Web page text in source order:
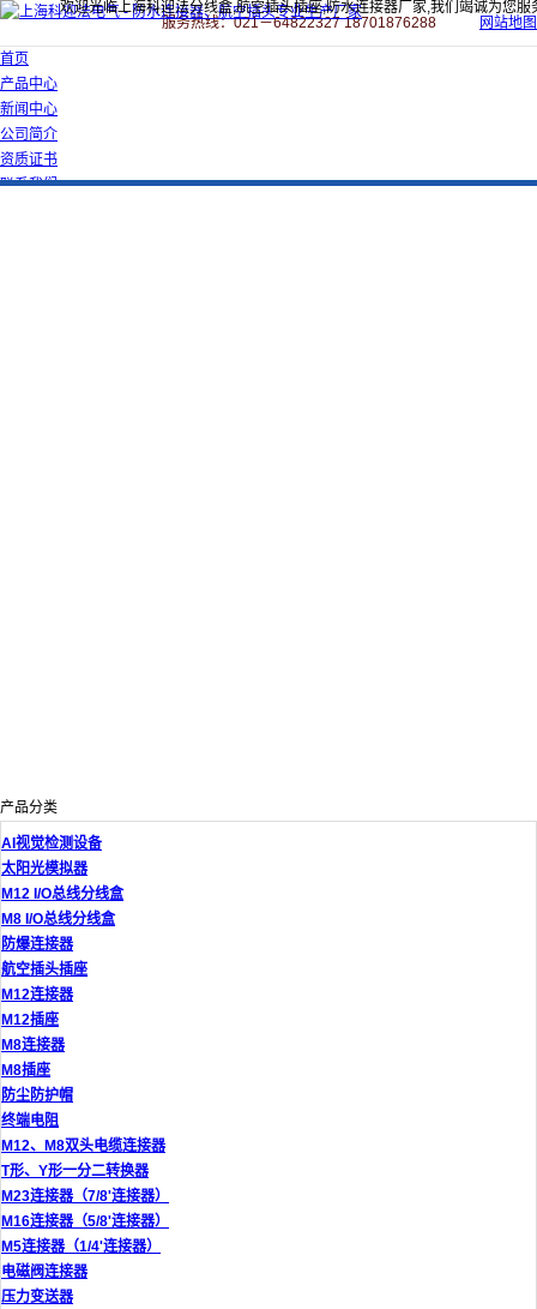
欢迎光临上海科迎法分线盒,航空插头插座,防水连接器厂家,我们竭诚为您服
服务热线：021－64822327 18701876288
网站地图
首页
产品中心
新闻中心
公司简介
资质证书
联系我们
产品分类
AI视觉检测设备
太阳光模拟器
M12 I/O总线分线盒
M8 I/O总线分线盒
防爆连接器
航空插头插座
M12连接器
M12插座
M8连接器
M8插座
防尘防护帽
终端电阻
M12、M8双头电缆连接器
T形、Y形一分二转换器
M23连接器（7/8'连接器）
M16连接器（5/8'连接器）
M5连接器（1/4'连接器）
电磁阀连接器
压力变送器